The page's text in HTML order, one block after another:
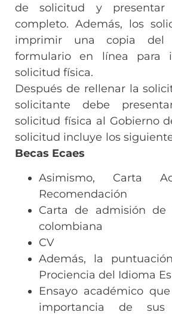
de solicitud y presentar
completo. Además, los
imprimir una copia del
formulario en línea para
solicitud física.
Después de rellenar la
solicitante debe
solicitud física al Gobierno
solicitud incluye los
Becas Ecaes
Asimismo, Carta
Recomendación
Carta de admisión de
colombiana
CV
Además, la
Prociencia del Idioma
Ensayo académico
importancia de